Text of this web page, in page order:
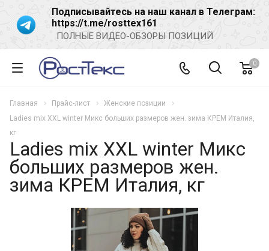
Подписывайтесь на наш канал в Телеграм:
https://t.me/rosttex161
ПОЛНЫЕ ВИДЕО-ОБЗОРЫ ПОЗИЦИЙ
0
Главная Прайс-лист
Женские позиции
Ladies mix XXL winter Микс больших размеров жен. зима КРЕМ Италия,
кг
Ladies mix XXL winter Микс
больших размеров жен.
зима КРЕМ Италия, кг